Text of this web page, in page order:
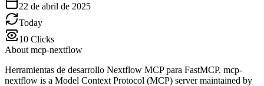
22 de abril de 2025
Today
10 Clicks
About mcp-nextflow
Herramientas de desarrollo Nextflow MCP para FastMCP. mcp-
nextflow is a Model Context Protocol (MCP) server maintained by